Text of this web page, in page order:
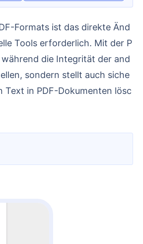
Tools erforderlich. Mit der P
die Integrität der and
sondern stellt auch siche
Text in PDF-Dokumenten lösc